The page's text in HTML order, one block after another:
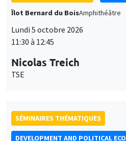
Îlot Bernard du BoisAmphithéâtre
Lundi 5 octobre 2026
11:30 à 12:45
Nicolas Treich
TSE
SÉMINAIRES THÉMATIQUES
DEVELOPMENT AND POLITICAL